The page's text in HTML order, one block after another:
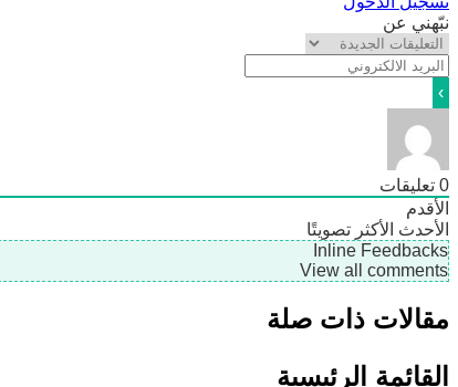
نبّهني عن
0 تعليقات
الأقدم
الأحدث الأكثر تصويتًا
Inline Feedbacks
View all comments
مقالات ذات صلة
القائمة الرئيسية